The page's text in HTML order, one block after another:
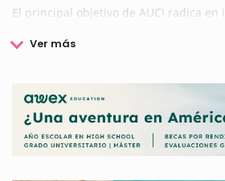
El principal objetivo de AUCI radica
colaboración con otros países y
Por su parte, las Becas AUCI ofrecen
formación académica, desde cursos
de posgrado, tanto en modalidad
distancia, cooperando así en la